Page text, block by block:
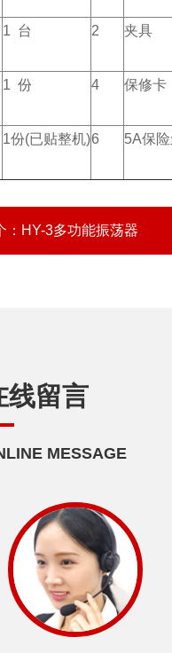
1 台 2 夹具
1 份 4 保修卡
1份(已贴整机)6 5A保
： HY-3多功能振荡器
线留言
MESSAGE